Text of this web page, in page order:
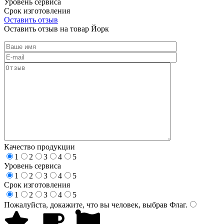
Срок изготовления
Оставить отзыв
Оставить отзыв на товар Йорк
Качество продукции
1
2 3 4
5
Уровень сервиса
1
2 3 4
5
Срок изготовления
1
2 3 4
5
Пожалуйста, докажите, что вы человек, выбрав Флаг.